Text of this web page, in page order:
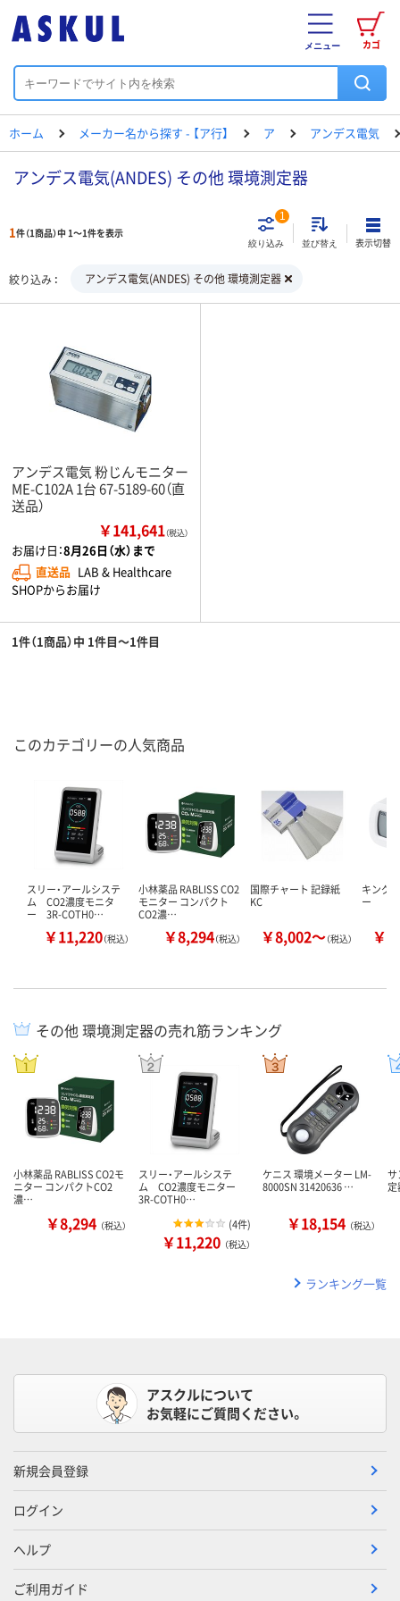
カゴ
メニュー
ホーム メーカー名から探す - 【ア行】 ア アンデス電気
アンデス電気(ANDES) その他 環境測定器
1件（1商品）中 1～1件を表示
絞り込み
1
並び替え 表示切替
絞り込み アンデス電気(ANDES) その他 環境測定器
アンデス電気 粉じんモニター
ME-C102A 1台 67-5189-60（直
送品）
￥141,641（税込）
お届け日：8月26日（水）まで
直送品 LAB & Healthcare
SHOPからお届け
1件（1商品）中 1件目～1件目
このカテゴリーの人気商品
スリー・アールシステ
ム CO2濃度モニタ
ー 3R-COTH0…
￥11,220（税込）
小林薬品 RABLISS CO2
モニター コンパクト
CO2濃…
￥8,294（税込）
国際チャート 記録紙
KC
￥8,002～（税込）
キング
ー
￥
その他 環境測定器の売れ筋ランキング
小林薬品 RABLISS CO2モ
ニター コンパクトCO2
濃…
￥8,294 （税込）
スリー・アールシステ
ム CO2濃度モニター
3R-COTH0…
(4件)
￥11,220 （税込）
ケニス 環境メーター LM-
8000SN 31420636 …
￥18,154 （税込）
サ
定
ランキング一覧
アスクルについて
お気軽にご質問ください。
新規会員登録
ログイン
ヘルプ
ご利用ガイド